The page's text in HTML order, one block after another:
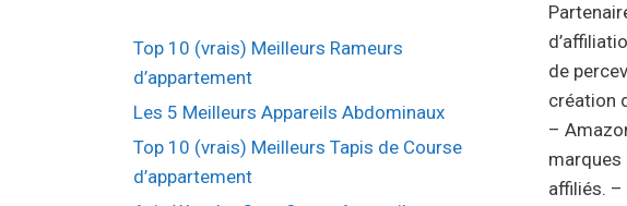
Top 10 (vrais) Meilleurs Rameurs
d’appartement
Les 5 Meilleurs Appareils Abdominaux
Top 10 (vrais) Meilleurs Tapis de Course
d’appartement
de
création
–
marques
affiliés. –